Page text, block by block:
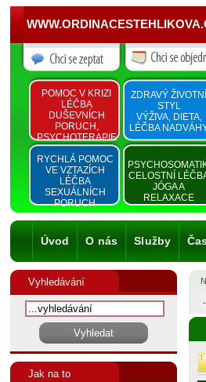
POMOC V KRIZI
LÉČBA
DUŠEVNÍCH
PORUCH,
PSYCHOTERAPIE
ZDRAVÝ ŽIVOTNÍ
STYL
VÝŽIVA, DIETA,
LÉČBA
RYCHLÁ POMOC
VE VZTAZÍCH
LÉČBA
SEXUÁLNÍCH
PORUCH
CELOSTNÍ
JÓGA A
RELAXACE
Úvod O nás Služby
Vyhledávání
Jak na to
-